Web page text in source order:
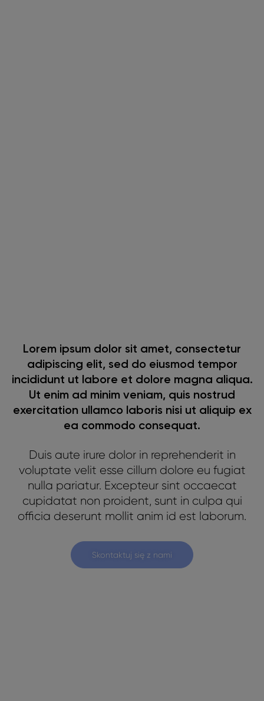
Lorem ipsum dolor sit amet, consectetur
adipiscing elit, sed do eiusmod tempor
incididunt ut labore et dolore magna aliqua.
Ut enim ad minim veniam, quis nostrud
exercitation ullamco laboris nisi ut aliquip ex
ea commodo consequat.
Duis aute irure dolor in reprehenderit in
voluptate velit esse cillum dolore eu fugiat
nulla pariatur. Excepteur sint occaecat
cupidatat non proident, sunt in culpa qui
officia deserunt mollit anim id est laborum.
Skontaktuj się z nami